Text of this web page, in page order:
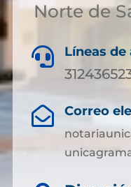
Norte de
 Líneas
 Correo